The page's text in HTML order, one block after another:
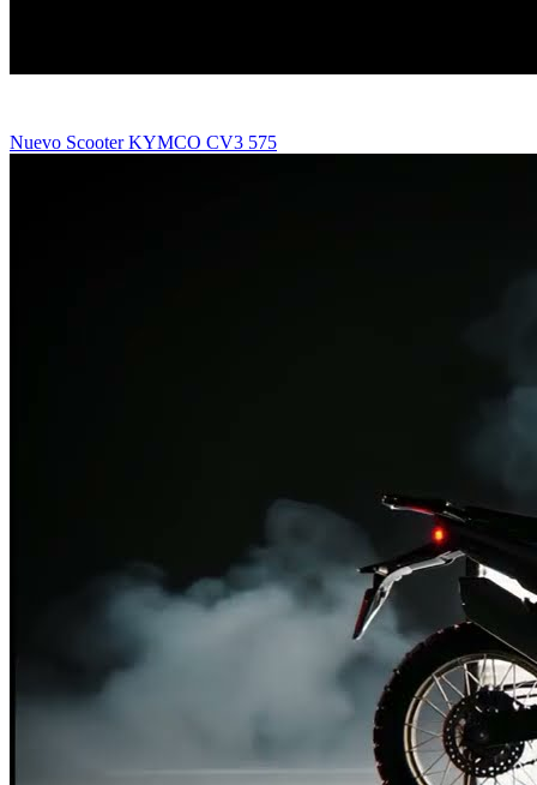
Nuevo Scooter KYMCO CV3 575